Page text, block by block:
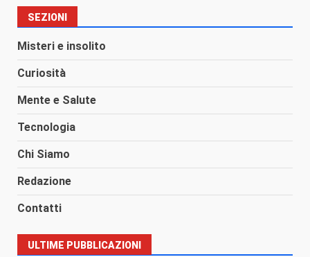
SEZIONI
Misteri e insolito
Curiosità
Mente e Salute
Tecnologia
Chi Siamo
Redazione
Contatti
ULTIME PUBBLICAZIONI